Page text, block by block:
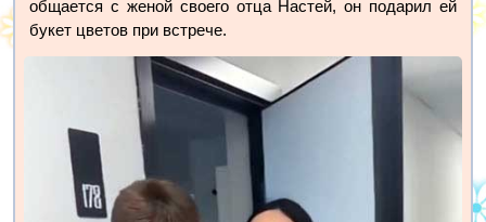
общается с женой своего отца Настей, он подарил ей
букет цветов при встрече.